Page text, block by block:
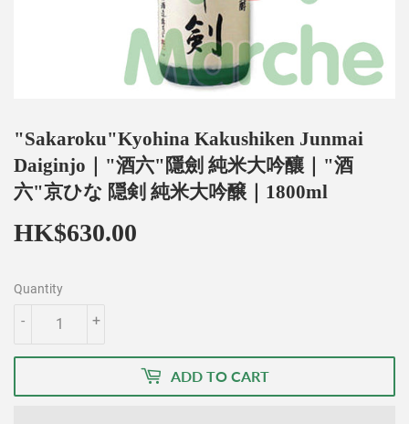
"Sakaroku"Kyohina Kakushiken Junmai
Daiginjo｜"酒六"隱劍 純米大吟釀｜"酒
六"京ひな 隠剣 純米大吟醸｜1800ml
HK$630.00
Quantity
+
-
ADD TO CART